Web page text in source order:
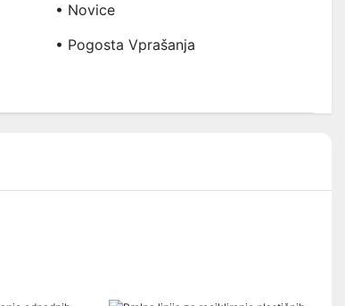
• Novice
• Pogosta Vprašanja